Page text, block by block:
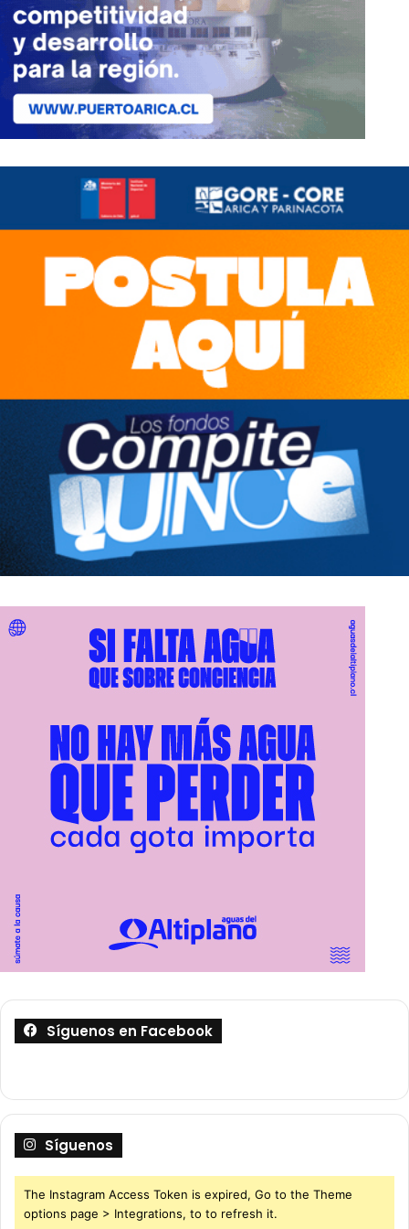
Síguenos en Facebook
Síguenos
The Instagram Access Token is expired, Go to the Theme
options page > Integrations, to to refresh it.